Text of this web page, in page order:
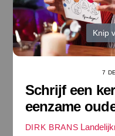
Knip
7
Schrijf een
eenzame
DIRK BRANS